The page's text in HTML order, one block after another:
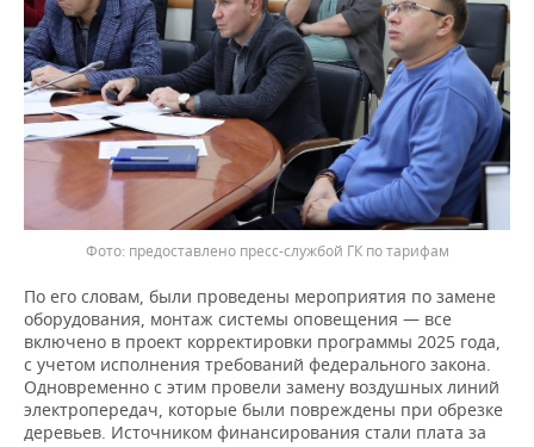
предоставлено пресс-службой ГК по тарифам
По его словам, были проведены мероприятия по замене
оборудования, монтаж системы оповещения — все
включено в проект корректировки программы 2025 года,
с учетом исполнения требований федерального закона.
Одновременно с этим провели замену воздушных линий
электропередач, которые были повреждены при обрезке
деревьев. Источником финансирования стали плата за